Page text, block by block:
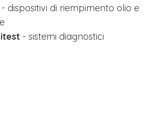
- dispositivi di riempimento olio e
- sistemi diagnostici